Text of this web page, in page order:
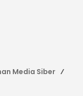
Media Siber